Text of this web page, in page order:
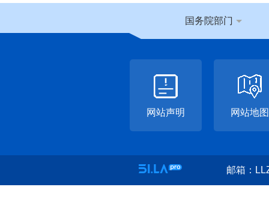
国务院部门
网站声明 网站地图
邮箱：